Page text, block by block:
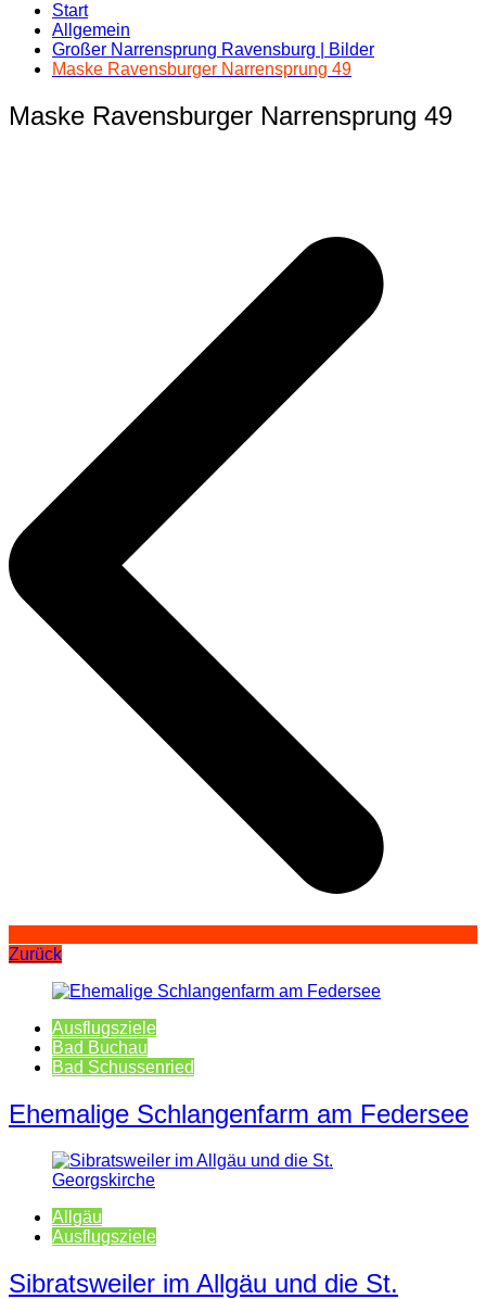
Start
Allgemein
Großer Narrensprung Ravensburg | Bilder
Maske Ravensburger Narrensprung 49
Maske Ravensburger Narrensprung 49
Zurück
Ausflugsziele
Bad Buchau
Bad Schussenried
Ehemalige Schlangenfarm am Federsee
Allgäu
Ausflugsziele
Sibratsweiler im Allgäu und die St.